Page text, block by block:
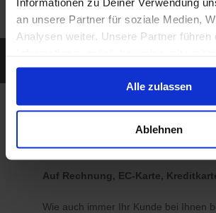
an unsere Partner für soziale Medien,
Analysen weiter. Unsere Partner führen
zusammen, die Du ihnen bereitgestellt
im Rahmen Deiner Nutzung der Dienste
haben.
Alle zulassen
Ablehnen
Leistungen sucht, die Sie
So individuell wie
Auf Rechnung, EC-Karte,
Wie auch immer Ihr Kunde bei Ihnen